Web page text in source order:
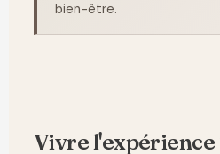
bien-être.
Vivre